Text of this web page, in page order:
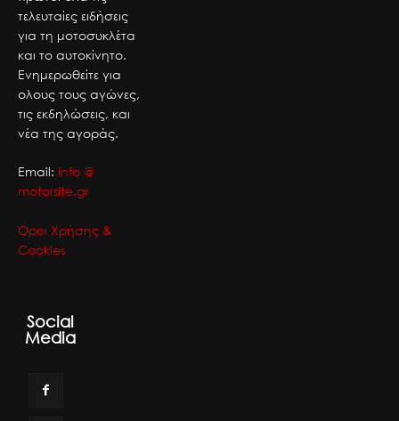
τελευταίες ειδήσεις
για τη μοτοσυκλέτα
και το αυτοκίνητο.
Ενημερωθείτε για
ολους τους αγώνες,
τις εκδηλώσεις, και
νέα της αγοράς.
Email: info @
motorsite.gr
Όροι Χρήσης &
Cookies
Social
Media